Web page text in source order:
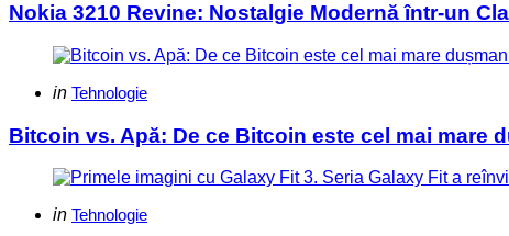
Nokia 3210 Revine: Nostalgie Modernă într-un
Categories
Posted
in Tehnologie
Bitcoin vs. Apă: De ce Bitcoin este cel mai mare
Categories
Posted
in Tehnologie